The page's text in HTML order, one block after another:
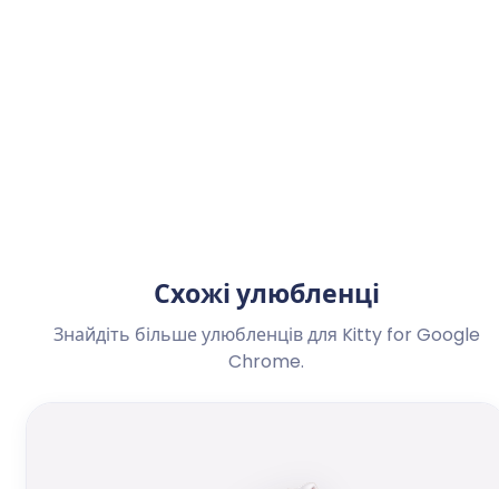
Схожі улюбленці
Знайдіть більше улюбленців для Kitty for Google
Chrome.